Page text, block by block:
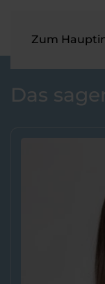
Zum
Das